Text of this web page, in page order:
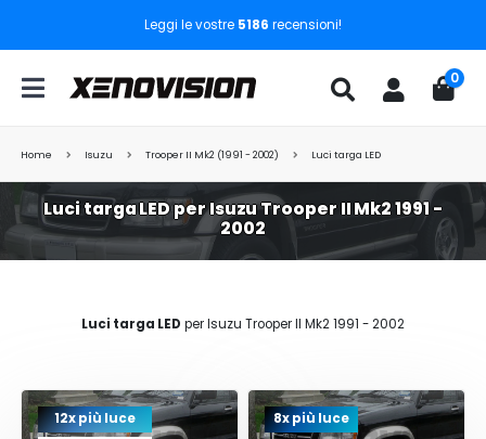
Leggi le vostre 5186 recensioni!
0
Home Isuzu Trooper II Mk2 (1991 - 2002) Luci targa LED
Luci targa LED per Isuzu Trooper II Mk2 1991 -
2002
Luci targa LED per Isuzu Trooper II Mk2 1991 - 2002
12x più luce
8x più luce